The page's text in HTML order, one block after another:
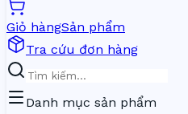
Giỏ hàngSản phẩm
Tra cứu đơn hàng
Danh mục sản phẩm